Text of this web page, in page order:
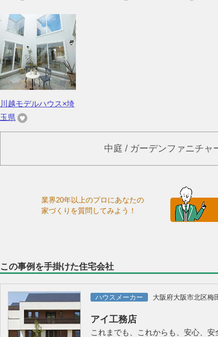
川越モデルハウス×埼
玉県
中庭 / ガーデンファニチャ
業界20年以上のプロにあなたの
家づくりを質問してみよう！
この事例を手掛けた住宅会社
ハウスメーカー 大阪府大阪市北区梅
アイ工務店
これまでも、これからも、安心、安